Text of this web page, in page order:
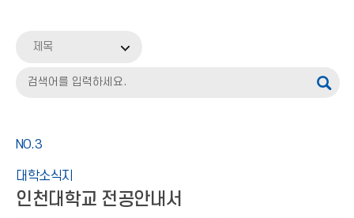
기타
제목
NO.3
대학소식지
인천대학교 전공안내서